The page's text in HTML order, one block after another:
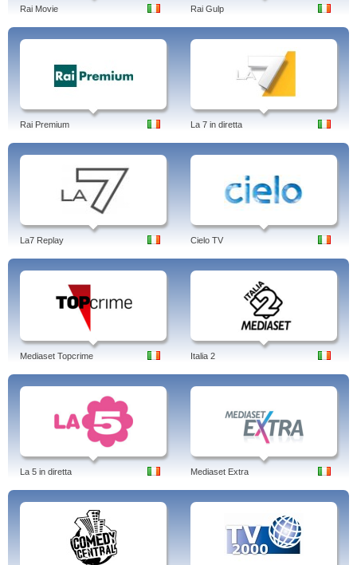
Rai Movie Rai Gulp
Rai Premium La 7 in diretta
La7 Replay Cielo TV
Mediaset Topcrime Italia 2
La 5 in diretta Mediaset Extra